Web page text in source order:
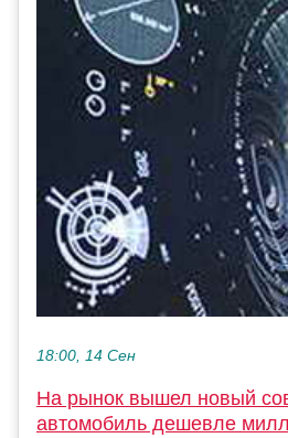
18:00, 14 Сен
На рынок вышел новый
автомобиль дешевле